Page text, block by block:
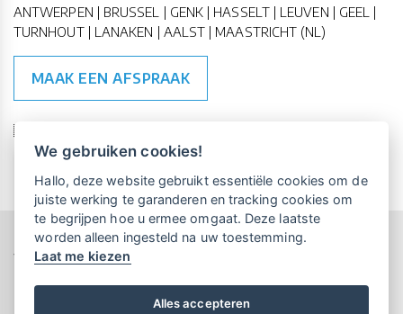
ANTWERPEN | BRUSSEL | GENK | HASSELT | LEUVEN | GEEL |
TURNHOUT | LANAKEN | AALST | MAASTRICHT (NL)
MAAK EEN AFSPRAAK
🇪🇺 🇧🇪
Copyright All Rights Reserved © 2015-2026 UP-TO-DATE
WebDesign
Privacy & Cookies
Locations Algemene Voorwaarden
We gebruiken cookies!
Hallo, deze website gebruikt essentiële cookies om de
juiste werking te garanderen en tracking cookies om
te begrijpen hoe u ermee omgaat. Deze laatste
worden alleen ingesteld na uw toestemming.
Laat me kiezen
Alles accepteren
Vrijblijvende kennismaking?Boek
een persoonlijke demo.
Maandelijks gratis opleidingen
voor UP-TO-DATE Klanten: